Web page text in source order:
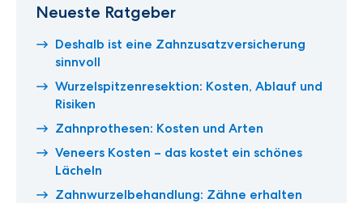
Neueste Ratgeber
Deshalb ist eine Zahnzusatzversicherung
sinnvoll
Wurzelspitzenresektion: Kosten, Ablauf und
Risiken
Zahnprothesen: Kosten und Arten
Veneers Kosten – das kostet ein schönes
Lächeln
Zahnwurzelbehandlung: Zähne erhalten